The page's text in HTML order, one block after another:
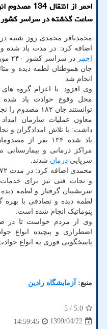
ساعت گذشته در سراسر كشور
محمدباقر محمدی روز شنبه در
اضافه کرد: در مدت یاد شده و
احمر در سراسر کشور ۲۴۰ مورد ماموریت
جان هموطنان لطمه دیده و
انجام شد.
وی افزود: با اعزام گروه
محل وقوع حوادث یاد شده
توانستند جان ۱۸۲ مصدوم را نجات دهند.
معاون عملیات سازمان
داشت: با تلاش امدادگران و
یاد شده ۱۳۴ نفر از مصدومان برای دریافت
سرپایی درمان شدند.
سرنشینان گرفتار و لطمه
لطمه دیده و تصادفی با
پنوماتیک انجام شده است.
وی از مردم خواست تا در
پاسخگویی فوری به انواع
منبع: آزمایشگاه رادین
5.0
/ 5
1399/04/22
14:59:45